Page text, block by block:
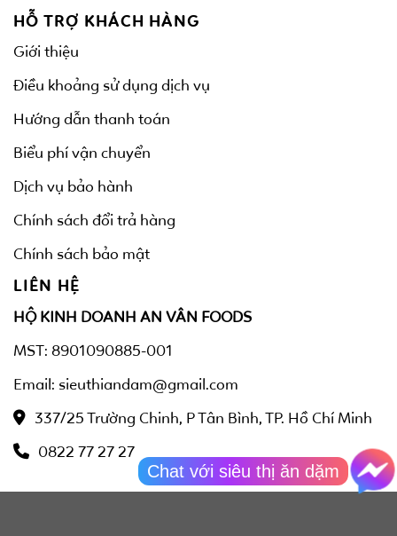
HỖ TRỢ KHÁCH HÀNG
Giới thiệu
Điều khoảng sử dụng dịch vụ
Hướng dẫn thanh toán
Biểu phí vận chuyển
Dịch vụ bảo hành
Chính sách đổi trả hàng
Chính sách bảo mật
LIÊN HỆ
HỘ KINH DOANH AN VÂN FOODS
MST: 8901090885-001
Email: sieuthiandam@gmail.com
337/25 Trường Chinh, P Tân Bình, TP. Hồ Chí Minh
0822 77 27 27
Chat với siêu thị ăn dặm